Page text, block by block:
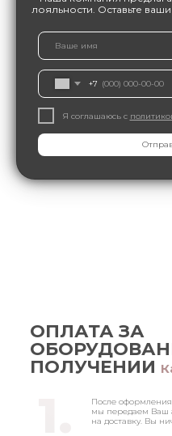
лояльности. Оставьте
+7
Я соглашаюсь с
ОПЛАТА ЗА
ПОЛУЧЕНИИ
После оформления
мы передаем Ваш
на доставку. Вы